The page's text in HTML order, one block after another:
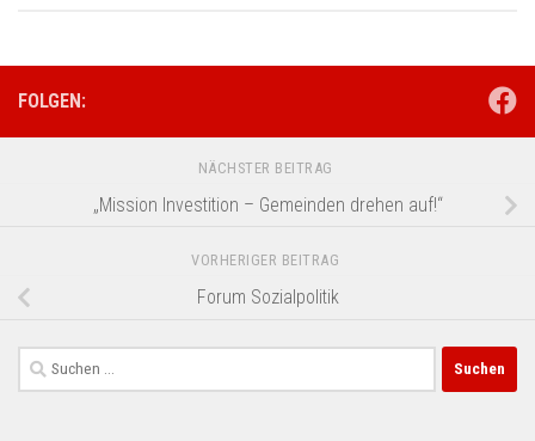
FOLGEN:
NÄCHSTER BEITRAG
„Mission Investition – Gemeinden drehen auf!“
VORHERIGER BEITRAG
Forum Sozialpolitik
Suchen
nach: